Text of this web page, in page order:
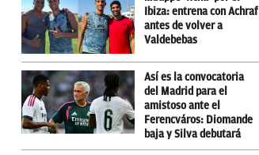
Ibiza: entrena con Achraf
antes de volver a
Valdebebas
Así es la convocatoria
del Madrid para el
amistoso ante el
Ferencváros: Diomande
baja y Silva debutará